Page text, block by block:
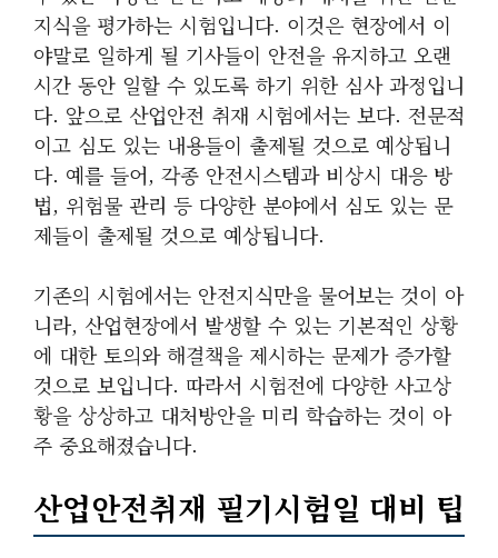
지식을 평가하는 시험입니다. 이것은 현장에서 이
야말로 일하게 될 기사들이 안전을 유지하고 오랜
시간 동안 일할 수 있도록 하기 위한 심사 과정입니
다. 앞으로 산업안전 취재 시험에서는 보다. 전문적
이고 심도 있는 내용들이 출제될 것으로 예상됩니
다. 예를 들어, 각종 안전시스템과 비상시 대응 방
법, 위험물 관리 등 다양한 분야에서 심도 있는 문
제들이 출제될 것으로 예상됩니다.
기존의 시험에서는 안전지식만을 물어보는 것이 아
니라, 산업현장에서 발생할 수 있는 기본적인 상황
에 대한 토의와 해결책을 제시하는 문제가 증가할
것으로 보입니다. 따라서 시험전에 다양한 사고상
황을 상상하고 대처방안을 미리 학습하는 것이 아
주 중요해졌습니다.
산업안전취재 필기시험일 대비 팁